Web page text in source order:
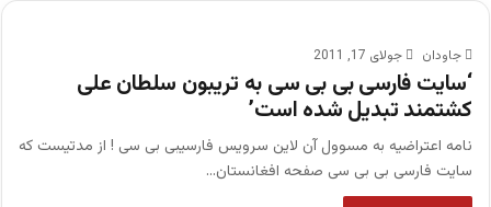
جاودان جولای 17, 2011
‘سایت فارسی بی بی سی به تریبون سلطان علی
کشتمند تبدیل شده است’
نامه اعتراضیه به مسوول آن لاین سرویس فارسیبی بی سی ! از مدتیست که
سایت فارسی بی بی سی صفحه افغانستان…